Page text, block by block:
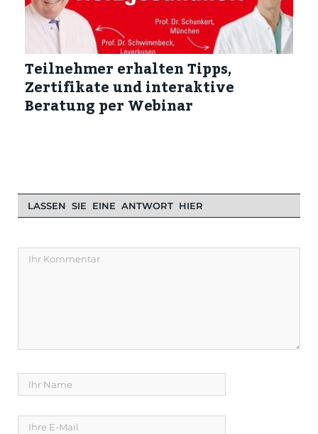
Teilnehmer erhalten Tipps,
Zertifikate und interaktive
Beratung per Webinar
LASSEN SIE EINE ANTWORT HIER